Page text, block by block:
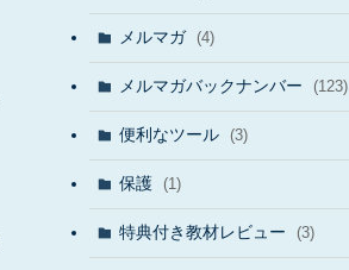
メルマガ (4)
メルマガバックナンバー (123)
便利なツール (3)
保護 (1)
特典付き教材レビュー (3)